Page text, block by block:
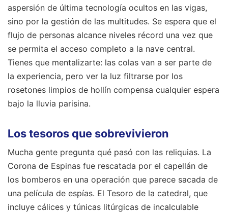
aspersión de última tecnología ocultos en las vigas,
sino por la gestión de las multitudes. Se espera que el
flujo de personas alcance niveles récord una vez que
se permita el acceso completo a la nave central.
Tienes que mentalizarte: las colas van a ser parte de
la experiencia, pero ver la luz filtrarse por los
rosetones limpios de hollín compensa cualquier espera
bajo la lluvia parisina.
Los tesoros que sobrevivieron
Mucha gente pregunta qué pasó con las reliquias. La
Corona de Espinas fue rescatada por el capellán de
los bomberos en una operación que parece sacada de
una película de espías. El Tesoro de la catedral, que
incluye cálices y túnicas litúrgicas de incalculable